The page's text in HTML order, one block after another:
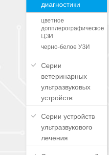
диагностики
цветное
допплерографическое
ЦЗИ
черно-белое УЗИ
Серии
ветеринарных
ультразвуковых
устройств
Серии устройств
ультразвукового
лечения